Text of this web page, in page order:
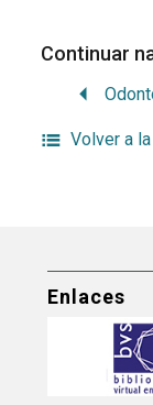
Continuar
Volver a
Enlaces